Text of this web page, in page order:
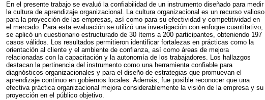
En el presente trabajo se evaluó la confiabilidad de un instrumento diseñado para medir
la cultura de aprendizaje organizacional. La cultura organizacional es un recurso valioso
para la proyección de las empresas, así como para su efectividad y competitividad en
el mercado. Para esta evaluación se utilizó una investigación con enfoque cuantitativo,
se aplicó un cuestionario estructurado de 30 ítems a 200 participantes, obteniendo 197
casos válidos. Los resultados permitieron identificar fortalezas en prácticas como la
orientación al cliente y el ambiente de confianza, así como áreas de mejora
relacionadas con la capacitación y la autonomía de los trabajadores. Los hallazgos
destacan la pertinencia del instrumento como una herramienta confiable para
diagnósticos organizacionales y para el diseño de estrategias que promuevan el
aprendizaje continuo en gobiernos locales. Además, fue posible reconocer que una
efectiva práctica organizacional mejora considerablemente la visión de la empresa y su
proyección en el público objetivo.